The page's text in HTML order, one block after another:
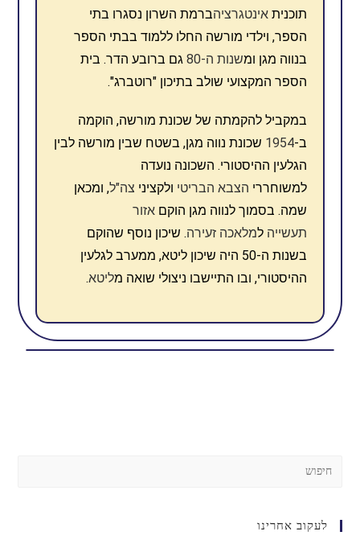
תוכניתאינטגרציהברמת השרון נסגרו בתי
הספר, וילדי מורשה החלו ללמוד בבתי הספר
בנווה מגן ומשנות ה-80
גם ברובע הדר. בית
הספר המקצועי שולב בתיכון "רוטברג".
במקביל להקמתה של שכונת מורשה, הוקמה
ב-1954 שכונת נווה מגן, בשטח שבין מורשה לבין
הגלעין ההיסטורי. השכונה נועדה
למשוחררי הצבא הבריטי ולקציני צה"ל, ומכאן
שמה. בסמוך לנווה מגן הוקםאזור
תעשייה למלאכה זעירה. שיכון נוסף שהוקם
בשנות ה-50 היה שיכון ליטא, ממערב לגלעין
ההיסטורי, ובו התיישבו ניצולי שואה מליטא.
לעקוב אחרינו